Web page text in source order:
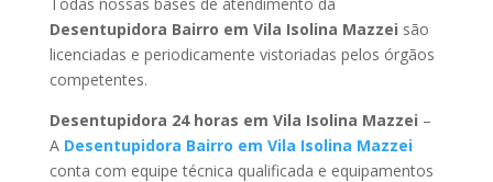
Desentupidora Bairro em Vila Isolina Mazzei são
licenciadas e periodicamente vistoriadas pelos órgãos
competentes.
Desentupidora 24 horas em Vila Isolina Mazzei –
A Desentupidora Bairro em Vila Isolina Mazzei
conta com equipe técnica qualificada e equipamentos